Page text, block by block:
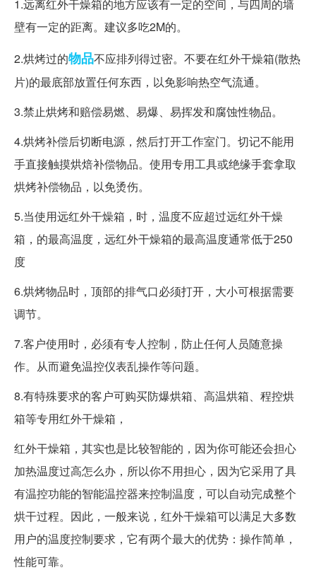
1.远离红外干燥箱的地方应该有一定的空间，与四周的墙
壁有一定的距离。建议多吃2M的。
2.烘烤过的物品不应排列得过密。不要在红外干燥箱(散热
片)的最底部放置任何东西，以免影响热空气流通。
3.禁止烘烤和赔偿易燃、易爆、易挥发和腐蚀性物品。
4.烘烤补偿后切断电源，然后打开工作室门。切记不能用
手直接触摸烘焙补偿物品。使用专用工具或绝缘手套拿取
烘烤补偿物品，以免烫伤。
5.当使用远红外干燥箱，时，温度不应超过远红外干燥
箱，的最高温度，远红外干燥箱的最高温度通常低于250
度
6.烘烤物品时，顶部的排气口必须打开，大小可根据需要
调节。
7.客户使用时，必须有专人控制，防止任何人员随意操
作。从而避免温控仪表乱操作等问题。
8.有特殊要求的客户可购买防爆烘箱、高温烘箱、程控烘
箱等专用红外干燥箱，
红外干燥箱，其实也是比较智能的，因为你可能还会担心
加热温度过高怎么办，所以你不用担心，因为它采用了具
有温控功能的智能温控器来控制温度，可以自动完成整个
烘干过程。因此，一般来说，红外干燥箱可以满足大多数
用户的温度控制要求，它有两个最大的优势：操作简单，
性能可靠。